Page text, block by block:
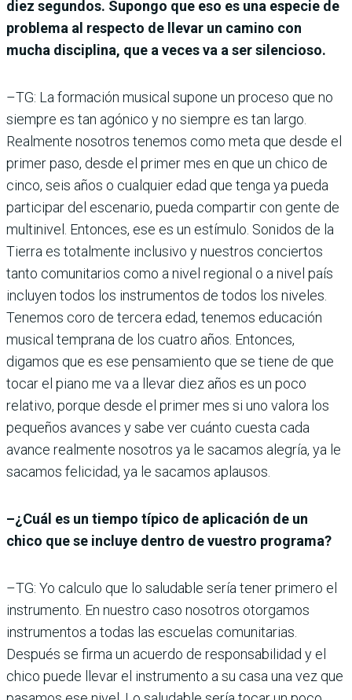
diez segundos. Supongo que eso es una especie de
problema al respecto de llevar un camino con
mucha disciplina, que a veces va a ser silencioso.
–TG: La formación musical supone un proceso que no
siempre es tan agónico y no siempre es tan largo.
Realmente nosotros tenemos como meta que desde el
primer paso, desde el primer mes en que un chico de
cinco, seis años o cualquier edad que tenga ya pueda
participar del escenario, pueda compartir con gente de
multinivel. Entonces, ese es un estímulo. Sonidos de la
Tierra es totalmente inclusivo y nuestros conciertos
tanto comunitarios como a nivel regional o a nivel país
incluyen todos los instrumentos de todos los niveles.
Tenemos coro de tercera edad, tenemos educación
musical temprana de los cuatro años. Entonces,
digamos que es ese pensamiento que se tiene de que
tocar el piano me va a llevar diez años es un poco
relativo, porque desde el primer mes si uno valora los
pequeños avances y sabe ver cuánto cuesta cada
avance realmente nosotros ya le sacamos alegría, ya le
sacamos felicidad, ya le sacamos aplausos.
–¿Cuál es un tiempo típico de aplicación de un
chico que se incluye dentro de vuestro programa?
–TG: Yo calculo que lo saludable sería tener primero el
instrumento. En nuestro caso nosotros otorgamos
instrumentos a todas las escuelas comunitarias.
Después se firma un acuerdo de responsabilidad y el
chico puede llevar el instrumento a su casa una vez que